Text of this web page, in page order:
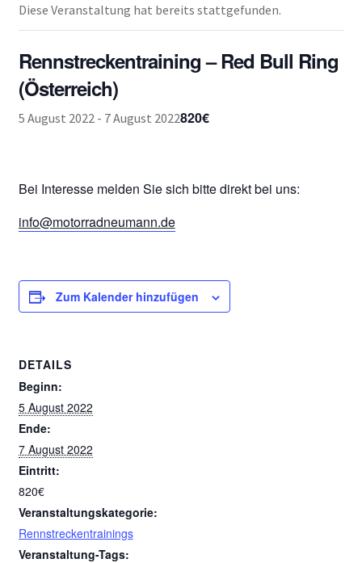
Diese Veranstaltung hat bereits stattgefunden.
Rennstreckentraining – Red Bull Ring
(Österreich)
5 August 2022 - 7 August 2022820€
Bei Interesse melden Sie sich bitte direkt bei uns:
info@motorradneumann.de
Zum Kalender hinzufügen
DETAILS
Beginn:
5 August 2022
Ende:
7 August 2022
Eintritt:
820€
Veranstaltungskategorie:
Rennstreckentrainings
Veranstaltung-Tags: